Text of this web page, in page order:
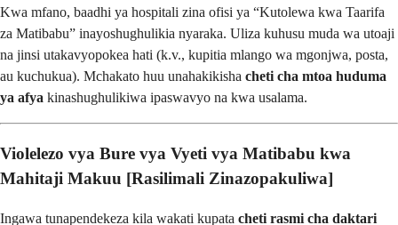
Kwa mfano, baadhi ya hospitali zina ofisi ya “Kutolewa kwa Taarifa
za Matibabu” inayoshughulikia nyaraka. Uliza kuhusu muda wa utoaji
na jinsi utakavyopokea hati (k.v., kupitia mlango wa mgonjwa, posta,
au kuchukua). Mchakato huu unahakikisha cheti cha mtoa huduma
ya afya kinashughulikiwa ipaswavyo na kwa usalama.
Violelezo vya Bure vya Vyeti vya Matibabu kwa
Mahitaji Makuu [Rasilimali Zinazopakuliwa]
Ingawa tunapendekeza kila wakati kupata cheti rasmi cha daktari